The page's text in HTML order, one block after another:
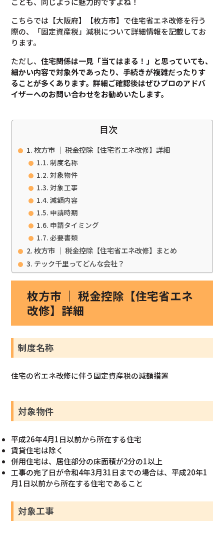
こちらでは【大阪府】【枚方市】で住宅省エネ改修を行う
際の、「固定資産税」減税について詳細情報を記載してお
ります。
ただし、住宅関係は一見「当てはまる！」と思っていても、
細かい内容で対象外であったり、手続きが複雑だったりす
ることが多くあります。詳細ご確認後はぜひプロのアドバ
イザーへのお問い合わせをお勧めいたします。
目次
枚方市 ｜ 税金控除【住宅省エネ改修】詳細
制度名称
対象物件
対象工事
減額内容
申請時期
申請タイミング
必要書類
枚方市 ｜ 税金控除【住宅省エネ改修】まとめ
テック千里ってどんな会社？
枚方市 ｜ 税金控除【住宅省エネ
改修】詳細
制度名称
住宅の省エネ改修に伴う固定資産税の減額措置
対象物件
平成26年4月1日以前から所在する住宅
賃貸住宅は除く
併用住宅は、居住部分の床面積が2分の1以上
工事の完了日が令和4年3月31日までの場合は、平成20年1
月1日以前から所在する住宅であること
対象工事